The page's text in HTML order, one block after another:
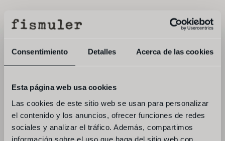
Consentimiento Detalles Acerca de las cookies
Esta página web usa cookies
Las cookies de este sitio web se usan para personalizar
el contenido y los anuncios, ofrecer funciones de redes
sociales y analizar el tráfico. Además, compartimos
información sobre el uso que haga del sitio web con
menu book